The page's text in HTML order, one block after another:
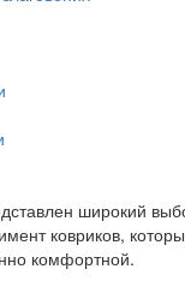
широкий
ковриков,
комфортной.